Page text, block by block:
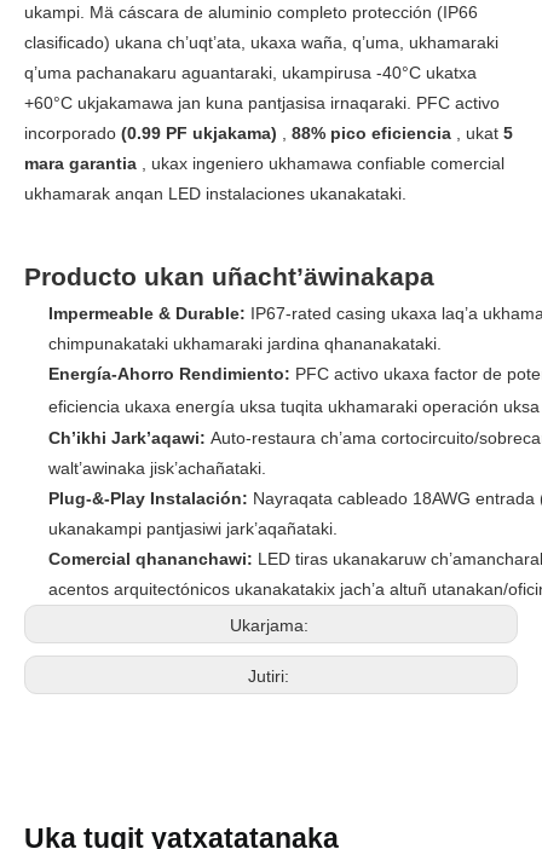
ukampi. Mä cáscara de aluminio completo protección (IP66
clasificado) ukana ch’uqt’ata, ukaxa waña, q’uma, ukhamaraki
q’uma pachanakaru aguantaraki, ukampirusa -40°C ukatxa
+60°C ukjakamawa jan kuna pantjasisa irnaqaraki. PFC activo
incorporado (0.99 PF ukjakama) 88% pico eficiencia , ukat 5
mara garantia
, ukax ingeniero ukhamawa confiable comercial
ukhamarak anqan LED instalaciones ukanakataki.
Producto ukan uñacht’äwinakapa
Impermeable & Durable: IP67-rated casing ukaxa laq’a
chimpunakataki ukhamaraki jardina qhananakataki.
Energía-Ahorro Rendimiento: PFC activo ukaxa factor de
eficiencia ukaxa energía uksa tuqita ukhamaraki operación uksa
Ch’ikhi Jark’aqawi: Auto-restaura ch’ama cortocircuito/
walt’awinaka jisk’achañataki.
Plug-&-Play Instalación: Nayraqata cableado 18AWG
ukanakampi pantjasiwi jark’aqañataki.
Comercial qhananchawi: LED tiras ukanakaruw
acentos arquitectónicos ukanakatakix jach’a altuñ utanakan/
Ukarjama:
Jutiri:
Uka tuqit yatxatatanaka